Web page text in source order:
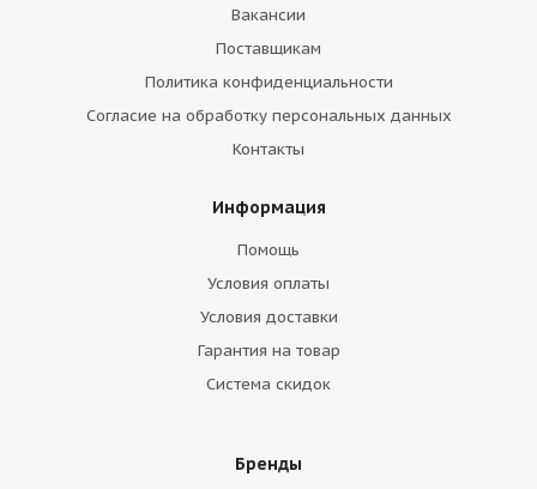
Вакансии
Поставщикам
Политика конфиденциальности
Согласие на обработку персональных данных
Контакты
Информация
Помощь
Условия оплаты
Условия доставки
Гарантия на товар
Система скидок
Бренды